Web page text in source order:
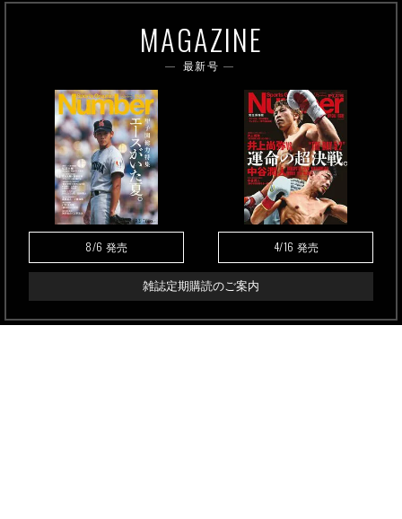
MAGAZINE
最新号
8/6 発売 4/16 発売
雑誌定期購読のご案内